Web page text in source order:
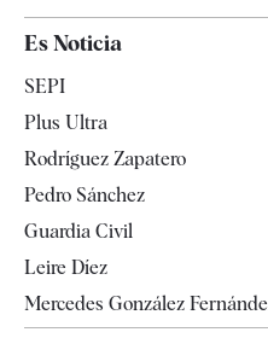
Televisión
Es Noticia
SEPI
Plus Ultra
Rodríguez Zapatero
Pedro Sánchez
Guardia Civil
Leire Díez
Mercedes González